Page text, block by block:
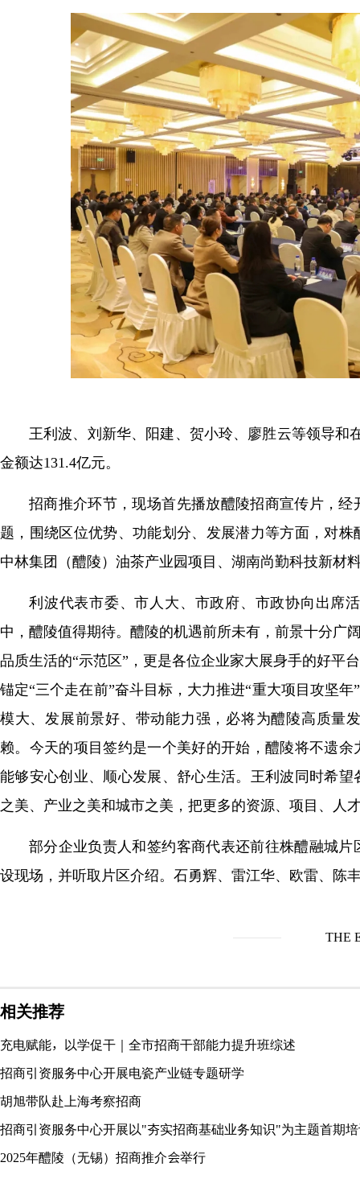
王利波、刘新华、阳建、贺小玲、廖胜云等领导和
金额达131.4亿元。
招商推介环节，现场首先播放醴陵招商宣传片，
题，围绕区位优势、功能划分、发展潜力等方面，对
中林集团（醴陵）油茶产业园项目、湖南尚勤科技新材
利波代表市委、市人大、市政府、市政协向出席
中，醴陵值得期待。醴陵的机遇前所未有，前景十分广
品质生活的“示范区”，更是各位企业家大展身手的好平
锚定“三个走在前”奋斗目标，大力推进“重大项目攻坚
模大、发展前景好、带动能力强，必将为醴陵高质量
赖。今天的项目签约是一个美好的开始，醴陵将不遗
能够安心创业、顺心发展、舒心生活。王利波同时希
之美、产业之美和城市之美，把更多的资源、项目、人
部分企业负责人和签约客商代表还前往株醴融城
设现场，并听取片区介绍。石勇辉、雷江华、欧雷、陈
THE
相关推荐
充电赋能，以学促干｜全市招商干部能力提升班综述
招商引资服务中心开展电瓷产业链专题研学
胡旭带队赴上海考察招商
招商引资服务中心开展以"夯实招商基础业务知识"为主题首期
2025年醴陵（无锡）招商推介会举行